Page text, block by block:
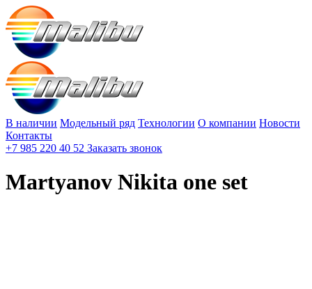
В наличии Модельный ряд Технологии О компании Новости
Контакты
+7 985 220 40 52 Заказать звонок
Martyanov Nikita one set